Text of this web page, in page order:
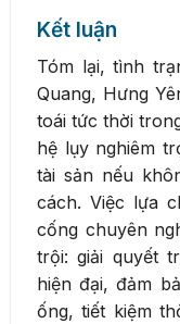
Kết luận
Tóm lại, tình
Quang, Hưng
toái tức thời
hệ lụy nghiêm
tài sản nếu
cách. Việc lựa
cống chuyên
trội: giải quyết
hiện đại, đảm
ống, tiết kiệm